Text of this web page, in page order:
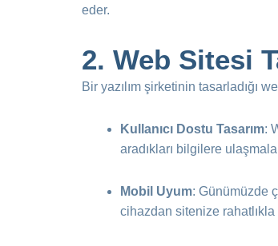
eder.
2. Web Sitesi
Bir yazılım şirketinin tasarladığı
Kullanıcı Dostu Tasarım:
aradıkları bilgilere
Mobil Uyum: Günümüzde
cihazdan sitenize